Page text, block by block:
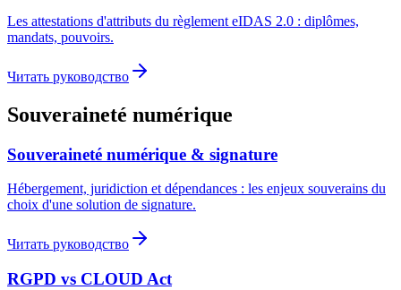
Les attestations d'attributs du règlement eIDAS 2.0 : diplômes,
mandats, pouvoirs.
Читать руководство
Souveraineté numérique
Souveraineté numérique & signature
Hébergement, juridiction et dépendances : les enjeux souverains du
choix d'une solution de signature.
Читать руководство
RGPD vs CLOUD Act